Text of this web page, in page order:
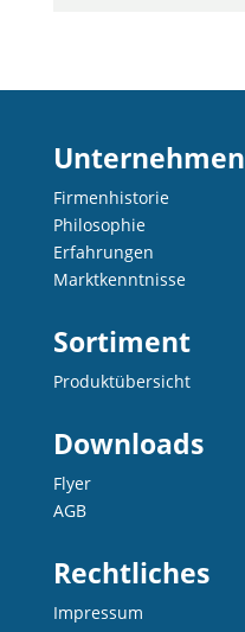
Unternehmen
Firmenhistorie
Philosophie
Erfahrungen
Marktkenntnisse
Sortiment
Produktübersicht
Downloads
Flyer
AGB
Rechtliches
Impressum